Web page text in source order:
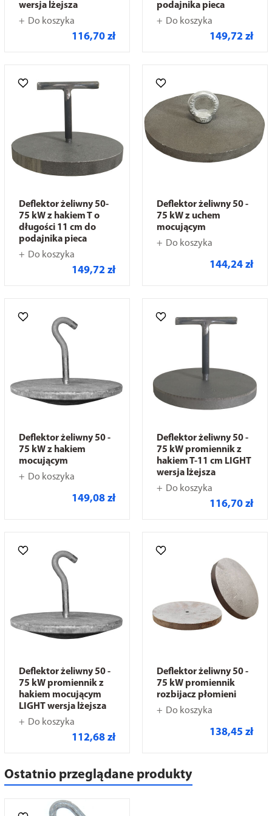
wersja lżejsza
Do koszyka
116,70 zł
podajnika pieca
Do koszyka
149,72 zł
Deflektor żeliwny 50-
75 kW z hakiem T o
długości 11 cm do
podajnika pieca
Do koszyka
149,72 zł
Deflektor żeliwny 50 -
75 kW z uchem
mocującym
Do koszyka
144,24 zł
Deflektor żeliwny 50 -
75 kW z hakiem
mocującym
Do koszyka
149,08 zł
Deflektor żeliwny 50 -
75 kW promiennik z
hakiem T-11 cm LIGHT
wersja lżejsza
Do koszyka
116,70 zł
Deflektor żeliwny 50 -
75 kW promiennik z
hakiem mocującym
LIGHT wersja lżejsza
Do koszyka
112,68 zł
Deflektor żeliwny 50 -
75 kW promiennik
rozbijacz płomieni
Do koszyka
138,45 zł
Ostatnio przeglądane produkty